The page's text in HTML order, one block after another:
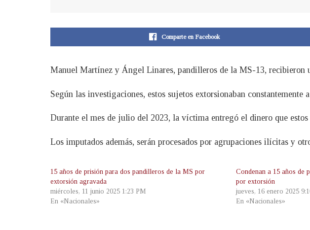
Comparte en Facebook
Manuel Martínez y Ángel Linares, pandilleros de la MS-13, recibieron
Según las investigaciones, estos sujetos extorsionaban
Durante el mes de julio del 2023, la víctima entregó el dinero que
Los imputados además, serán procesados por agrupaciones ilícitas y
15 años de prisión para dos pandilleros de la MS por
extorsión agravada
miércoles, 11 junio 2025 1:23 PM
En «Nacionales»
Condenan a 15 años de
por extorsión
jueves, 16 enero 2025
En «Nacionales»